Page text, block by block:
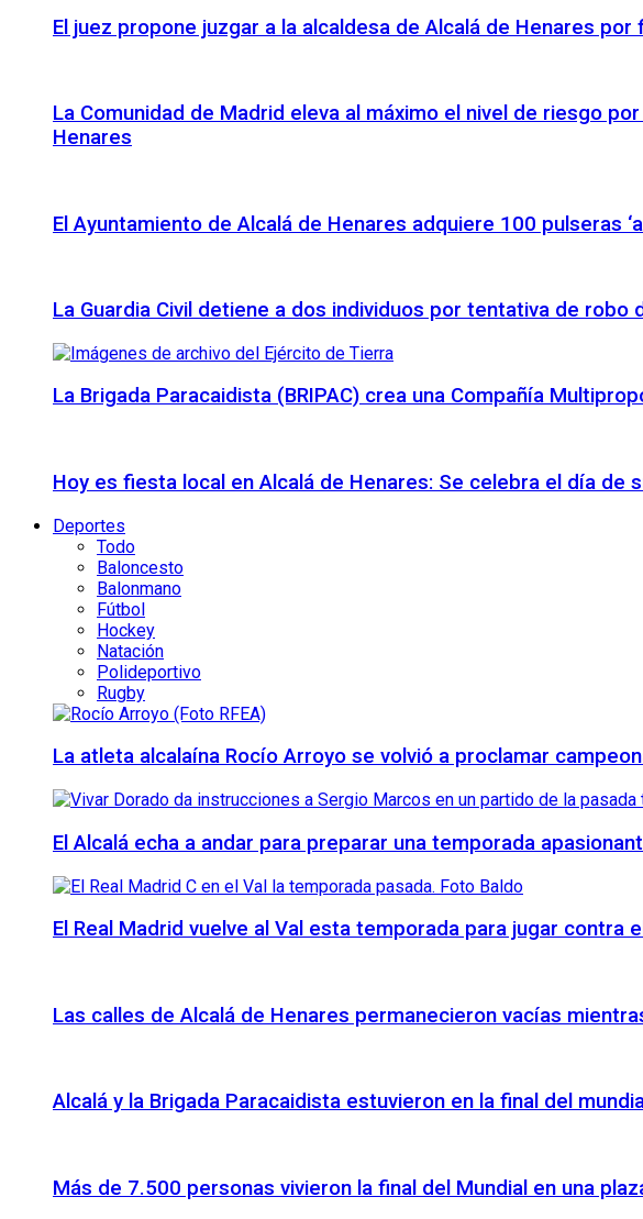
El juez propone juzgar a la alcaldesa de Alcalá de Henares
La Comunidad de Madrid eleva al máximo el nivel de riesgo
Henares
El Ayuntamiento de Alcalá de Henares adquiere 100 pulseras
La Guardia Civil detiene a dos individuos por tentativa de
La Brigada Paracaidista (BRIPAC) crea una Compañía
Hoy es fiesta local en Alcalá de Henares: Se celebra el día
Deportes
Todo
Baloncesto
Balonmano
Fútbol
Hockey
Natación
Polideportivo
Rugby
La atleta alcalaína Rocío Arroyo se volvió a proclamar
El Alcalá echa a andar para preparar una temporada
El Real Madrid vuelve al Val esta temporada para jugar contra
Las calles de Alcalá de Henares permanecieron vacías
Alcalá y la Brigada Paracaidista estuvieron en la final del
Más de 7.500 personas vivieron la final del Mundial en una